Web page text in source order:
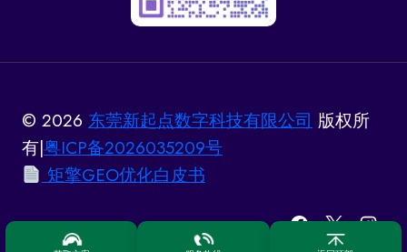
© 2026 东莞新起点数字科技有限公司 版权所
有|粤ICP备2026035209号
矩擎GEO优化白皮书